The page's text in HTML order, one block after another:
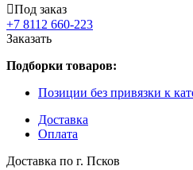
Под заказ
+7 8112 660-223
Заказать
Подборки товаров:
Позиции без привязки к
Доставка
Оплата
Доставка по г. Псков